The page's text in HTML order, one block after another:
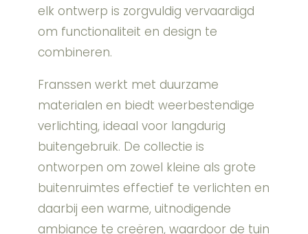
elk ontwerp is zorgvuldig vervaardigd
om functionaliteit en design te
combineren.
Franssen werkt met duurzame
materialen en biedt weerbestendige
verlichting, ideaal voor langdurig
buitengebruik. De collectie is
ontworpen om zowel kleine als grote
buitenruimtes effectief te verlichten en
daarbij een warme, uitnodigende
ambiance te creëren, waardoor de tuin